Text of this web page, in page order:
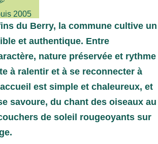
2005
du Berry, la commune cultive un
et authentique. Entre
nature préservée et rythme
à ralentir et à se reconnecter à
est simple et chaleureux, et
savoure, du chant des oiseaux au
de soleil rougeoyants sur